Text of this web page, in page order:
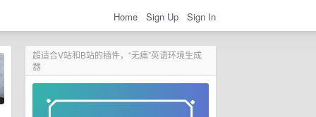
Home Sign Up Sign In
超适合V站和B站的插件，“无痛”英语环境生成
器